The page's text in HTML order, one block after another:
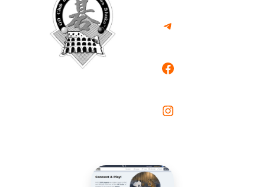
Telegram
Facebook
Instagram